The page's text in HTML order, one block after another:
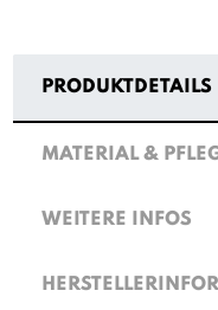
PRODUKTDETAILS
MATERIAL &
WEITERE INFOS